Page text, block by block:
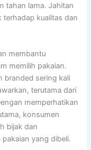
tahan lama. Jahitan
terhadap kualitas dan
membantu
memilih pakaian.
branded sering kali
terutama dari
memperhatikan
konsumen
bijak dan
yang dibeli.